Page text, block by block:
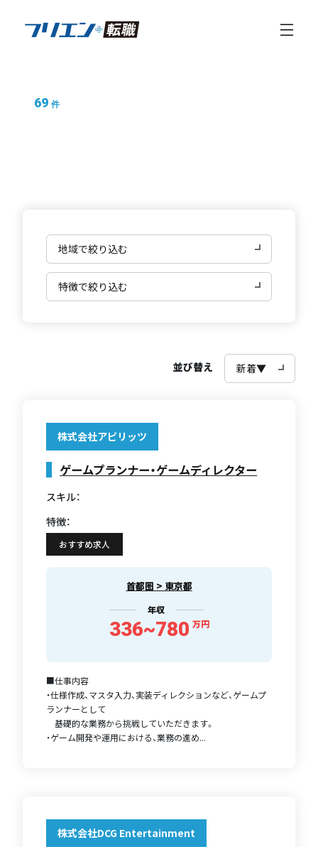
69 件
並び替え
株式会社アピリッツ
ゲームプランナー・ゲームディレクター
スキル：
特徴：
おすすめ求人
首都圏 > 東京都
年収
336~780 万円
■仕事内容
・仕様作成、マスタ入力、実装ディレクションなど、ゲームプ
ランナーとして
基礎的な業務から挑戦していただきます。
・ゲーム開発や運用における、業務の進め...
株式会社DCG Entertainment